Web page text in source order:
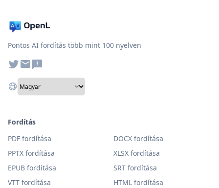
Pontos AI fordítás több mint 100 nyelven
Fordítás
PDF fordítása
DOCX fordítása
PPTX fordítása
XLSX fordítása
EPUB fordítása
SRT fordítása
VTT fordítása
HTML fordítása